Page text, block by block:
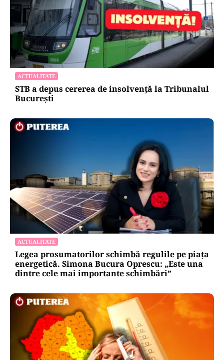
ACTUALITATE
Amenzi ANPC de peste 300.000 de lei la Bâlea
Lac: produse expirate, frigidere ruginite și
produse din carne și lapte, lăsate la soare
ACTUALITATE
STB a depus cererea de insolvență la Tribunalul
București